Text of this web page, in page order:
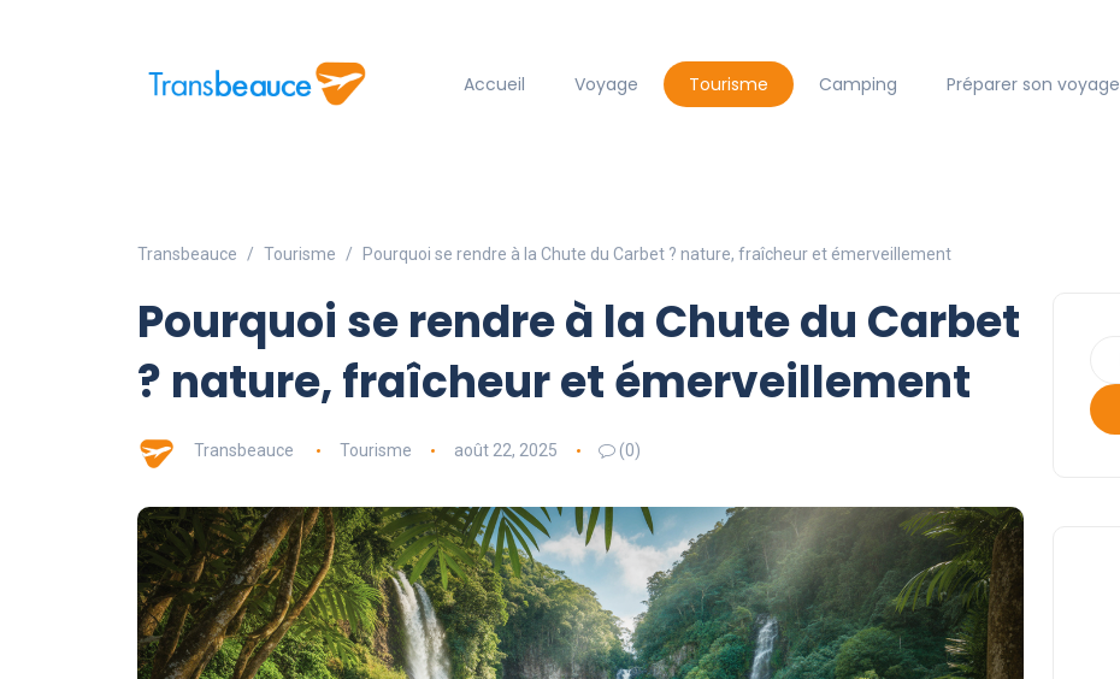
Accueil Voyage Tourisme Camping Préparer son voyage
Transbeauce Tourisme Pourquoi se rendre à la Chute du Carbet ? nature, fraîcheur et émerveillement
Pourquoi se rendre à la Chute du Carbet
? nature, fraîcheur et émerveillement
Transbeauce Tourisme août 22, 2025 (0)